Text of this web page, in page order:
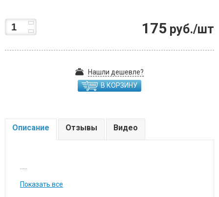
175 руб./шт
Нашли дешевле?
В КОРЗИНУ
Описание Отзывы Видео
Показать все